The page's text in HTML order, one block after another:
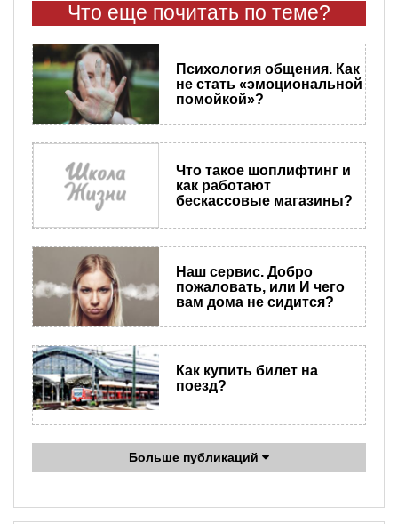
Что еще почитать по теме?
Психология общения. Как
не стать «эмоциональной
помойкой»?
Что такое шоплифтинг и
как работают
бескассовые магазины?
​Наш сервис. Добро
пожаловать, или И чего
вам дома не сидится?
Как купить билет на
поезд?
Больше публикаций